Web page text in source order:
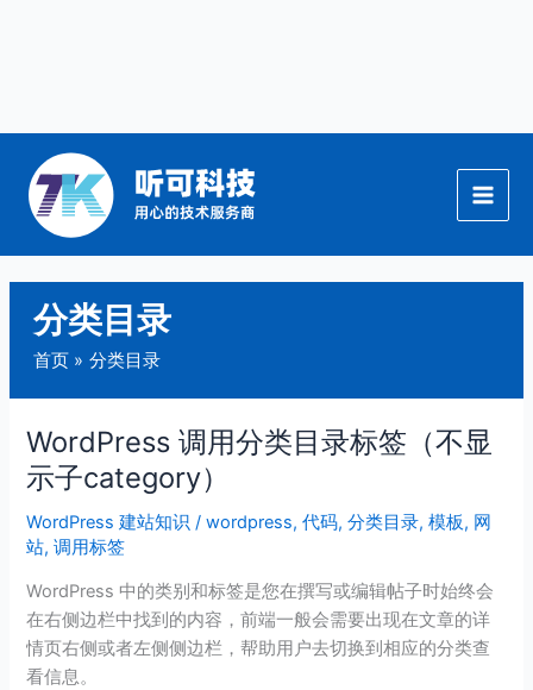
分类目录
首页 分类目录
WordPress 调用分类目录标签（不显
示子category）
WordPress 建站知识 /wordpress,代码,分类目录,模板, 网
站,调用标签
WordPress 中的类别和标签是您在撰写或编辑帖子时始终会
在右侧边栏中找到的内容，前端一般会需要出现在文章的详
情页右侧或者左侧侧边栏，帮助用户去切换到相应的分类查
看信息。
WordPress
调
用
分
类
目
录
标
签